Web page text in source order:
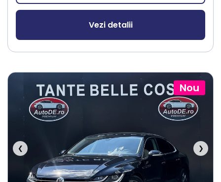
Vezi detalii
Nou
❮ ❯